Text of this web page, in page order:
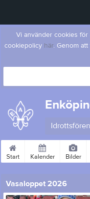
Vi använder cookies
cookiepolicy här. Genom
Start Kalender Bilder
Vasaloppet 2026